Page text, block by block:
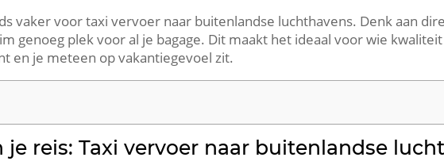
vaker voor taxi vervoer naar buitenlandse luchthavens. Denk aan
genoeg plek voor al je bagage. Dit maakt het ideaal voor wie
en je meteen op vakantiegevoel zit.
reis: Taxi vervoer naar buitenlandse